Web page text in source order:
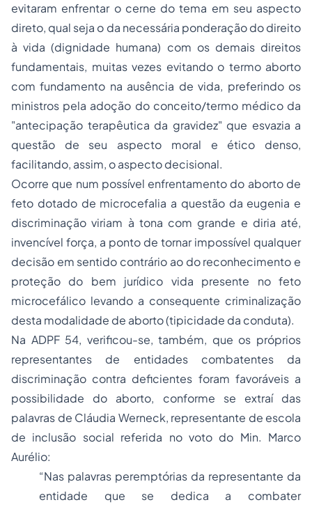
evitaram enfrentar o cerne do tema em seu aspecto
direto, qual seja o da necessária ponderação do direito
à vida (dignidade humana) com os demais direitos
fundamentais, muitas vezes evitando o termo aborto
com fundamento na ausência de vida, preferindo os
ministros pela adoção do conceito/termo médico da
"antecipação terapêutica da gravidez" que esvazia a
questão de seu aspecto moral e ético denso,
facilitando, assim, o aspecto decisional.
Ocorre que num possível enfrentamento do aborto de
feto dotado de microcefalia a questão da eugenia e
discriminação viriam à tona com grande e diria até,
invencível força, a ponto de tornar impossível qualquer
decisão em sentido contrário ao do reconhecimento e
proteção do bem jurídico vida presente no feto
microcefálico levando a consequente criminalização
desta modalidade de aborto (tipicidade da conduta).
Na ADPF 54, verificou-se, também, que os próprios
representantes de entidades combatentes da
discriminação contra deficientes foram favoráveis a
possibilidade do aborto, conforme se extraí das
palavras de Cláudia Werneck, representante de escola
de inclusão social referida no voto do Min. Marco
Aurélio:
“Nas palavras peremptórias da representante da
entidade que se dedica a combater